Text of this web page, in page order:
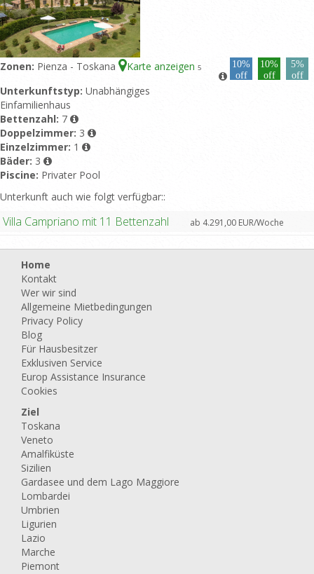
Zonen: Pienza - Toskana Karte anzeigen 5
10%
off
10%
off
5%
off
Unterkunftstyp: Unabhängiges
Einfamilienhaus
Bettenzahl: 7
Doppelzimmer: 3
Einzelzimmer: 1
Bäder: 3
Piscine: Privater Pool
Unterkunft auch wie folgt verfügbar::
Villa Campriano mit 11 Bettenzahl ab 4.291,00 EUR/Woche
Home
Kontakt
Wer wir sind
Allgemeine Mietbedingungen
Privacy Policy
Blog
Für Hausbesitzer
Exklusiven Service
Europ Assistance Insurance
Cookies
Ziel
Toskana
Veneto
Amalfiküste
Sizilien
Gardasee und dem Lago Maggiore
Lombardei
Umbrien
Ligurien
Lazio
Marche
Piemont